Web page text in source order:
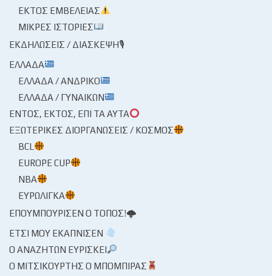
ΕΚΤΌΣ ΕΜΒΈΛΕΙΑΣ
ΜΙΚΡΈΣ ΙΣΤΟΡΊΕΣ
ΕΚΔΗΛΏΣΕΙΣ / ΔΙΆΣΚΕΨΗ🎙
ΕΛΛΆΔΑ
ΕΛΛΆΔΑ / ΑΝΔΡΙΚΌ
ΕΛΛΆΔΑ / ΓΥΝΑΙΚΏΝ
ΕΝΤΌΣ, ΕΚΤΌΣ, ΕΠΊ ΤΑ ΑΥΤΆ
ΕΞΩΤΕΡΙΚΈΣ ΔΙΟΡΓΑΝΏΣΕΙΣ / ΚΌΣΜΟΣ
BCL
EUROPE CUP
NBA
ΕΥΡΩΛΊΓΚΑ
ΕΠΟΥΜΠΟΎΡΙΣΕΝ Ο ΤΌΠΟΣ!🌩
ΈΤΣΙ ΜΟΥ ΕΚΆΠΝΙΣΕΝ
Ο ΑΝΑΖΗΤΏΝ ΕΥΡΊΣΚΕΙ
Ο ΜΙΤΣΙΚΟΥΡΤΉΣ Ο ΜΠΌΜΠΙΡΑΣ